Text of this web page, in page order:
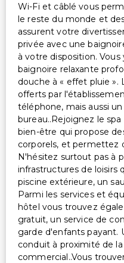
Équipements de
Distributeur
Salle de jeux/arcade
Portier/bagagiste
Espace de conférence
Transport
Navette aéroport
Navette aéroport
Accessibilité
Accessible en fauteuil
Accessibilité dans la
chambres)
Chemin accessible en
Parking accessible en
Wi-Fi et câblé vous
le reste du monde et
assurent votre
privée avec une
à votre disposition.
baignoire relaxante
douche à « effet pluie
offerts par
téléphone, mais aussi
bureau..Rejoignez le
bien-être qui propose
corporels, et permettez
N'hésitez surtout pas à
infrastructures de
piscine extérieure, un
Parmi les services et
hôtel vous trouvez
gratuit, un service de
garde d'enfants payant.
conduit à proximité de
commercial..Vous